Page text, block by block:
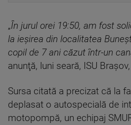
„În jurul orei 19:50, am fost
la ieşirea din localitatea
copil de 7 ani căzut într-un
anunţă, luni seară, ISU
Sursa citată a precizat că la
deplasat o autospecială de
motopompă, un echipaj